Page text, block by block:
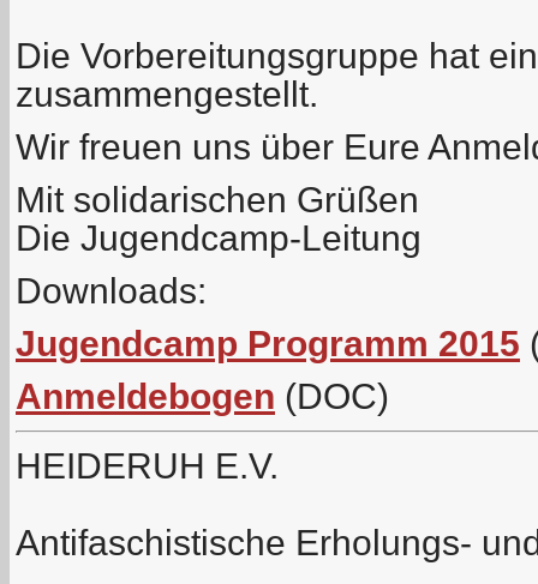
Die Vorbereitungsgruppe hat
zusammengestellt.
Wir freuen uns über Eure
Mit solidarischen Grüßen
Die Jugendcamp-Leitung
Downloads:
Jugendcamp Programm 2015
Anmeldebogen (DOC)
HEIDERUH E.V.
Antifaschistische Erholungs-